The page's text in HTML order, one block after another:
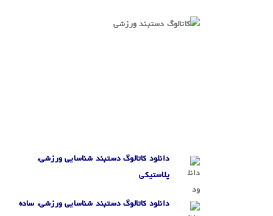
دانلود کاتالوگ دستبند شناسایی ورزشی،
پلاستیکی
دانلود کاتالوگ دستبند شناسایی ورزشی، ساده